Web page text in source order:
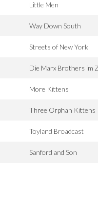
Little Men
Way Down South
Streets of New York
Die Marx Brothers im
More Kittens
Three Orphan Kittens
Toyland Broadcast
Sanford and Son